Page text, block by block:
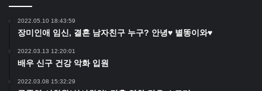
2022.05.10 18:43:59
장미인애 임신, 결혼 남자친구 누구? 안녕♥ 별똥이와♥
2022.03.13 12:20:01
배우 신구 건강 악화 입원
2022.03.08 15:32:29